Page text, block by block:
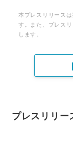
本プレスリリース
す。また、プレス
します。
プレスリリー